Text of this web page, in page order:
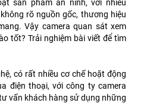
sản phẩm an ninh, với nhiều
rõ nguồn gốc, thương hiệu
Vậy camera quan sát xem
tốt? Trải nghiệm bài viết để tìm
có rất nhiều cơ chế hoặt động
điện thoại, với công ty camera
vấn khách hàng sử dụng những